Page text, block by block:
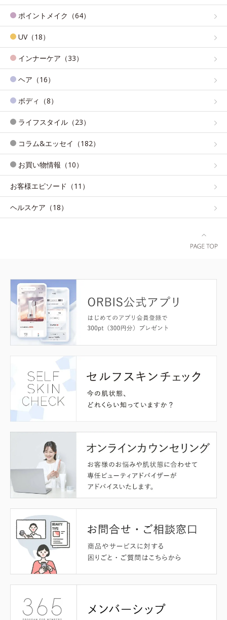
ポイントメイク（64）
UV（18）
インナーケア（33）
ヘア（16）
ボディ（8）
ライフスタイル（23）
コラム&エッセイ（182）
お買い物情報（10）
お客様エピソード（11）
ヘルスケア（18）